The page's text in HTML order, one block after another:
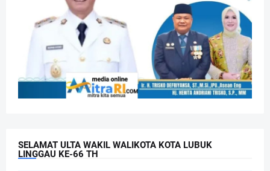
SELAMAT ULTA WAKIL WALIKOTA KOTA LUBUK
LINGGAU KE-66 TH